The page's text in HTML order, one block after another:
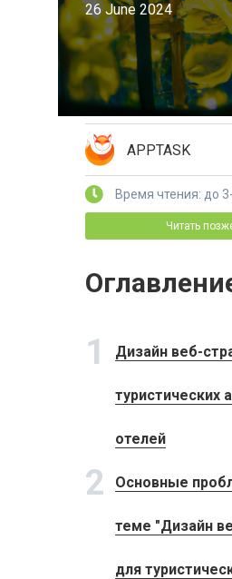
26 June 2024
APPTASK
Время чтения: до
Читать
1 Дизайн веб-
туристических
отелей
2 Основные
теме "Дизайн
для